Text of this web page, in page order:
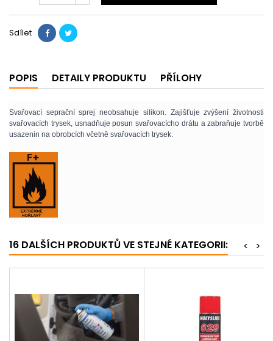
Sdílet
POPIS DETAILY PRODUKTU PŘÍLOHY
Svařovací seprační sprej neobsahuje silikon. Zajišťuje zvýšení životnosti
svařovacích trysek, usnadňuje posun svařovacícho drátu a zabraňuje tvorbě
usazenin na obrobcích včetně svařovacích trysek.
16 DALŠÍCH PRODUKTŮ VE STEJNÉ KATEGORII: >
<